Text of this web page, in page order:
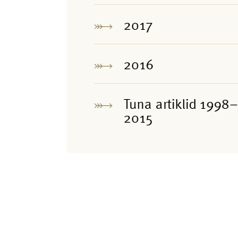
2017
2016
Tuna artiklid 1998–
2015